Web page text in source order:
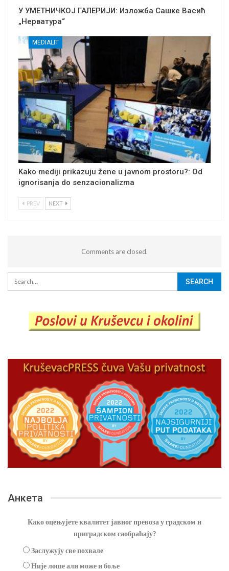
У УМЕТНИЧКОЈ ГАЛЕРИЈИ: Изложба Сашке Васић
„Нерватура“
MEDIALIT
Kako mediji prikazuju žene u javnom prostoru?: Od
ignorisanja do senzacionalizma
PREV NEXT
Comments are closed.
Анкета
Како оцењујете квалитет јавног превоза у градском и
приградском саобраћају?
Заслужују све похвале
Није лоше али може и боље